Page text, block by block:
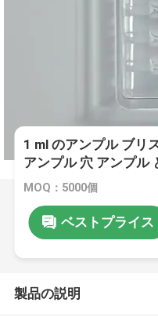
1 ml のアンプル ブリ
アンプル 穴 アンプル
イ
MOQ：5000個
ベストプライス
製品の説明